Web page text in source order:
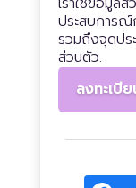
ประสบการณ์
รวมถึงจุดป
ส่วนตัว.
ลงทะเบี